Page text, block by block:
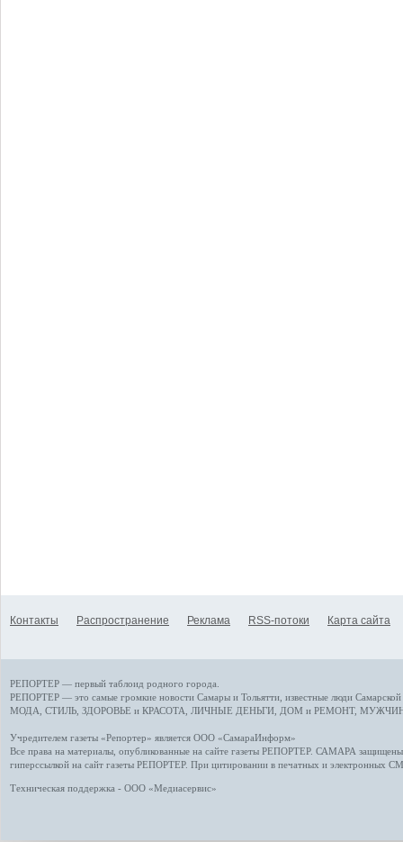
Контакты Распространение Реклама RSS-потоки Карта сайта
РЕПОРТЕР — первый таблоид родного города.
РЕПОРТЕР — это самые громкие новости Самары и Тольятти, известные люди
МОДА, СТИЛЬ ЗДОРОВЬЕ и КРАСОТА ЛИЧНЫЕ ДЕНЬГИ ДОМ и РЕМОНТ,
Учредителем газеты «Репортер» является ООО «СамараИнформ»
Все права на материалы, опубликованные на сайте газеты РЕПОРТЕР. САМАРА защищены.
гиперссылкой на сайт газеты РЕПОРТЕР. При цитировании в печатных и электронных
Техническая поддержка - ООО «Медиасервис»